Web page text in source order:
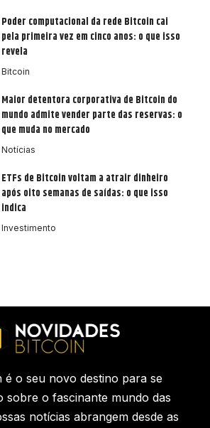
Poder computacional da rede Bitcoin cai
pela primeira vez em cinco anos: o que isso
revela
Bitcoin
Maior detentora corporativa de Bitcoin do
mundo admite vender parte das reservas: o
que muda no mercado
Notícias
ETFs de Bitcoin voltam a atrair dinheiro
após oito semanas de saídas: o que isso
indica
Investimento
é o seu novo destino para se
sobre o fascinante mundo das
notícias abrangem desde as